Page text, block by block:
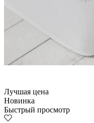
Лучшая цена
Новинка
Быстрый просмотр